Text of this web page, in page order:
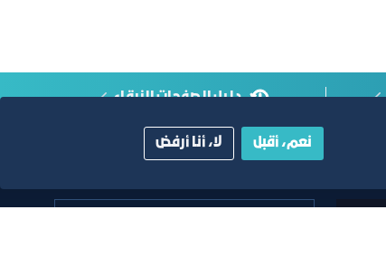
دليل الصفحات الزرقاء
نعم، أقبل لا، أنا أرفض